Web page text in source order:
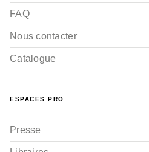
FAQ
Nous contacter
Catalogue
ESPACES PRO
Presse